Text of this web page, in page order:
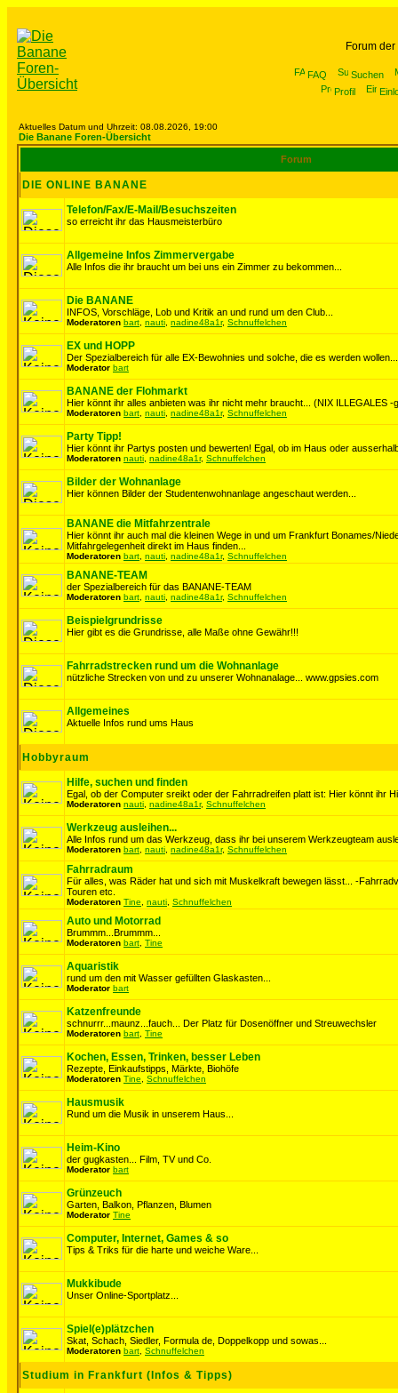
Forum
FAQ
Suchen
Profil
Aktuelles Datum und Uhrzeit: 08.08.2026, 19:00
Die Banane Foren-Übersicht
Forum
DIE ONLINE BANANE
Telefon/Fax/E-Mail/Besuchszeiten
so erreicht ihr das Hausmeisterbüro
Allgemeine Infos Zimmervergabe
Alle Infos die ihr braucht um bei uns ein Zimmer zu bekommen...
Die BANANE
INFOS, Vorschläge, Lob und Kritik an und rund um den Club...
Moderatoren bart nauti nadine48a1r, Schnuffelchen
EX und HOPP
Der Spezialbereich für alle EX-Bewohnies und solche, die es werden wollen...
Moderator bart
BANANE der Flohmarkt
Hier könnt ihr alles anbieten was ihr nicht mehr braucht... (NIX ILLEGALES -
Moderatoren bart nauti nadine48a1r, Schnuffelchen
Party Tipp!
Hier könnt ihr Partys posten und bewerten! Egal, ob im Haus oder
Moderatoren nauti nadine48a1r, Schnuffelchen
Bilder der Wohnanlage
Hier können Bilder der Studentenwohnanlage angeschaut werden...
BANANE die Mitfahrzentrale
Hier könnt ihr auch mal die kleinen Wege in und um Frankfurt Bonames/
Mitfahrgelegenheit direkt im Haus finden...
Moderatoren bart nauti nadine48a1r, Schnuffelchen
BANANE-TEAM
der Spezialbereich für das BANANE-TEAM
Moderatoren bart nauti nadine48a1r, Schnuffelchen
Beispielgrundrisse
Hier gibt es die Grundrisse, alle Maße ohne Gewähr!!!
Fahrradstrecken rund um die Wohnanlage
nützliche Strecken von und zu unserer Wohnanalage... www.gpsies.com
Allgemeines
Aktuelle Infos rund ums Haus
Hobbyraum
Hilfe, suchen und finden
Egal, ob der Computer sreikt oder der Fahrradreifen platt ist: Hier könnt ihr
Moderatoren nauti nadine48a1r, Schnuffelchen
Werkzeug ausleihen...
Alle Infos rund um das Werkzeug, dass ihr bei unserem Werkzeugteam
Moderatoren bart nauti nadine48a1r, Schnuffelchen
Fahrradraum
Für alles, was Räder hat und sich mit Muskelkraft bewegen lässt... -
Touren etc.
Moderatoren Tine nauti Schnuffelchen
Auto und Motorrad
Brummm...Brummm...
Moderatoren bart Tine
Aquaristik
rund um den mit Wasser gefüllten Glaskasten...
Moderator bart
Katzenfreunde
schnurrr...maunz...fauch... Der Platz für Dosenöffner und Streuwechsler
Moderatoren bart Tine
Kochen, Essen, Trinken, besser Leben
Rezepte, Einkaufstipps, Märkte, Biohöfe
Moderatoren Tine Schnuffelchen
Hausmusik
Rund um die Musik in unserem Haus...
Heim-Kino
der gugkasten... Film, TV und Co.
Moderator bart
Grünzeuch
Garten, Balkon, Pflanzen, Blumen
Moderator Tine
Computer, Internet, Games & so
Tips & Triks für die harte und weiche Ware...
Mukkibude
Unser Online-Sportplatz...
Spiel(e)plätzchen
Skat, Schach, Siedler, Formula de, Doppelkopp und sowas...
Moderatoren bart Schnuffelchen
Studium in Frankfurt (Infos & Tipps)